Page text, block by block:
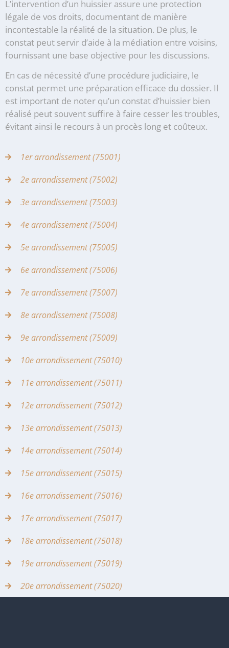
L’intervention d’un huissier assure une protection
légale de vos droits, documentant de manière
incontestable la réalité de la situation. De plus, le
constat peut servir d’aide à la médiation entre voisins,
fournissant une base objective pour les discussions.
En cas de nécessité d’une procédure judiciaire, le
constat permet une préparation efficace du dossier. Il
est important de noter qu’un constat d’huissier bien
réalisé peut souvent suffire à faire cesser les troubles,
évitant ainsi le recours à un procès long et coûteux.
1er arrondissement (75001)
2e arrondissement (75002)
3e arrondissement (75003)
4e arrondissement (75004)
5e arrondissement (75005)
6e arrondissement (75006)
7e arrondissement (75007)
8e arrondissement (75008)
9e arrondissement (75009)
10e arrondissement (75010)
11e arrondissement (75011)
12e arrondissement (75012)
13e arrondissement (75013)
14e arrondissement (75014)
15e arrondissement (75015)
16e arrondissement (75016)
17e arrondissement (75017)
18e arrondissement (75018)
19e arrondissement (75019)
20e arrondissement (75020)